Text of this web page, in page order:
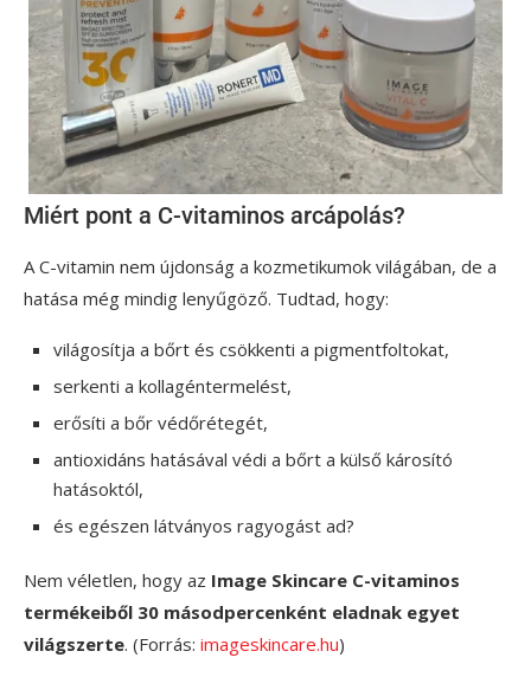
Miért pont a C-vitaminos arcápolás?
A C-vitamin nem újdonság a kozmetikumok világában, de a
hatása még mindig lenyűgöző. Tudtad, hogy:
világosítja a bőrt és csökkenti a pigmentfoltokat,
serkenti a kollagéntermelést,
erősíti a bőr védőrétegét,
antioxidáns hatásával védi a bőrt a külső károsító
hatásoktól,
és egészen látványos ragyogást ad?
Nem véletlen, hogy az Image Skincare C-vitaminos
termékeiből 30 másodpercenként eladnak egyet
világszerte. (Forrás: imageskincare.hu)